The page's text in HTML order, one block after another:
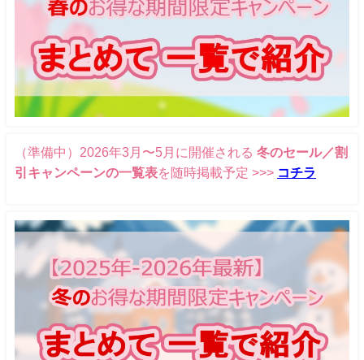
（準備中）2026年3月〜5月に開催される 冬のセール／割
引キャンペーンの一覧表を随時掲載予定 >>> コチラ